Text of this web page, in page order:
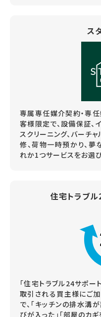
ス
専属専任媒介契約・専
客様限定で、設備保証、
スクリーニング、バーチ
修、荷物一時預かり、
れか1つサービスをお選
住宅トラブ
「住宅トラブル24サポー
取引される買主様にご
で、「キッチンの排水溝
びが入った」「部屋のカ